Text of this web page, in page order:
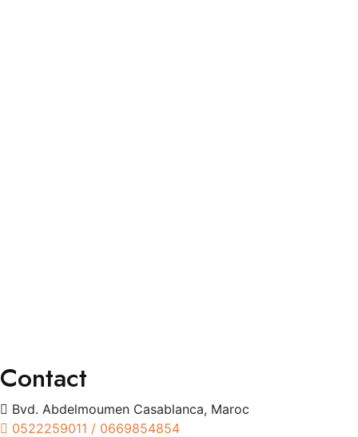
Contact
Bvd. Abdelmoumen Casablanca, Maroc
0522259011 / 0669854854